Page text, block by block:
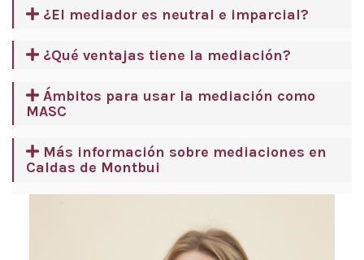
¿El mediador es neutral e imparcial?
¿Qué ventajas tiene la mediación?
Ámbitos para usar la mediación como
MASC
Más información sobre mediaciones en
Caldas de Montbui